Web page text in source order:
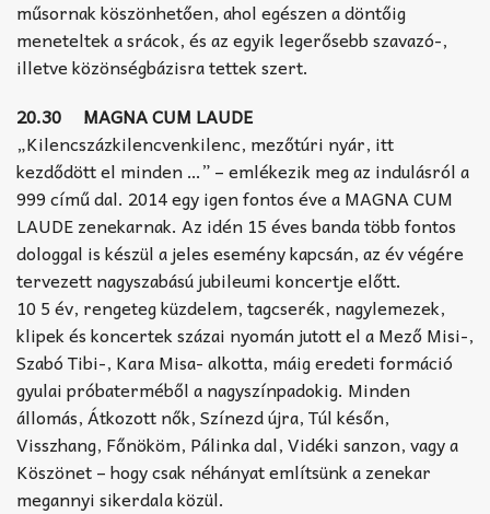
műsornak köszönhetően, ahol egészen a döntőig
meneteltek a srácok, és az egyik legerősebb szavazó-,
illetve közönségbázisra tettek szert.
20.30 MAGNA CUM LAUDE
„Kilencszázkilencvenkilenc, mezőtúri nyár, itt
kezdődött el minden …” – emlékezik meg az indulásról a
999 című dal. 2014 egy igen fontos éve a MAGNA CUM
LAUDE zenekarnak. Az idén 15 éves banda több fontos
dologgal is készül a jeles esemény kapcsán, az év végére
tervezett nagyszabású jubileumi koncertje előtt.
10 5 év, rengeteg küzdelem, tagcserék, nagylemezek,
klipek és koncertek százai nyomán jutott el a Mező Misi-,
Szabó Tibi-, Kara Misa- alkotta, máig eredeti formáció
gyulai próbaterméből a nagyszínpadokig. Minden
állomás, Átkozott nők, Színezd újra, Túl későn,
Visszhang, Főnököm, Pálinka dal, Vidéki sanzon, vagy a
Köszönet – hogy csak néhányat említsünk a zenekar
megannyi sikerdala közül.